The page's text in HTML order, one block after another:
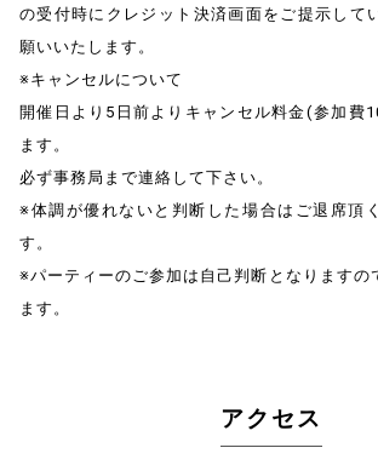
の受付時にクレジット決済画面をご提示して
願いいたします。
※キャンセルについて
開催日より5日前よりキャンセル料金(参加費
ます。
必ず事務局まで連絡して下さい。
※体調が優れないと判断した場合はご退席頂
す。
※パーティーのご参加は自己判断となりますの
ます。
アクセス